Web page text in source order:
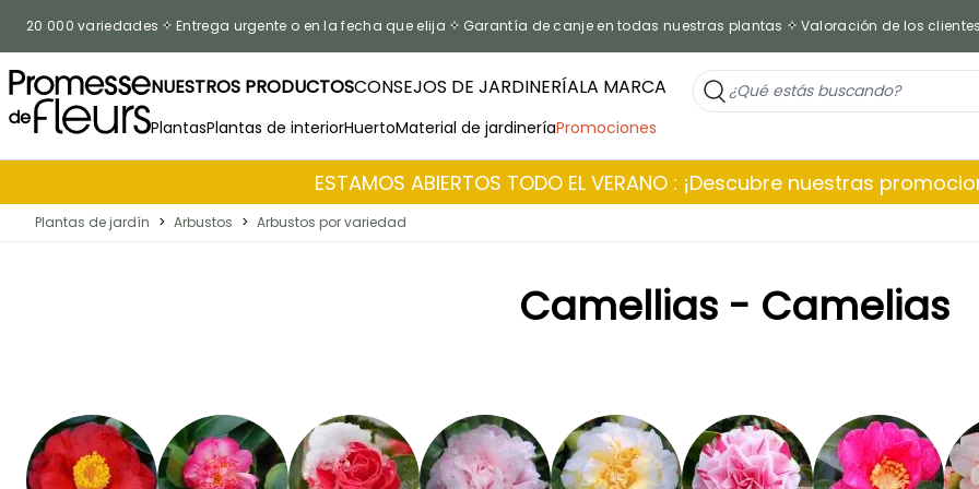
20 000 variedades Entrega urgente o en la fecha que elija Garantía de canje en todas nuestras plantas Valoración de los
NUESTROS PRODUCTOSCONSEJOS DE JARDINERÍALA MARCA
PlantasPlantas de interiorHuertoMaterial de jardineríaPromociones
ESTAMOS ABIERTOS TODO EL VERANO : ¡Descubre nuestras
Plantas de jardín > Arbustos > Arbustos por variedad
Camellias - Camelias